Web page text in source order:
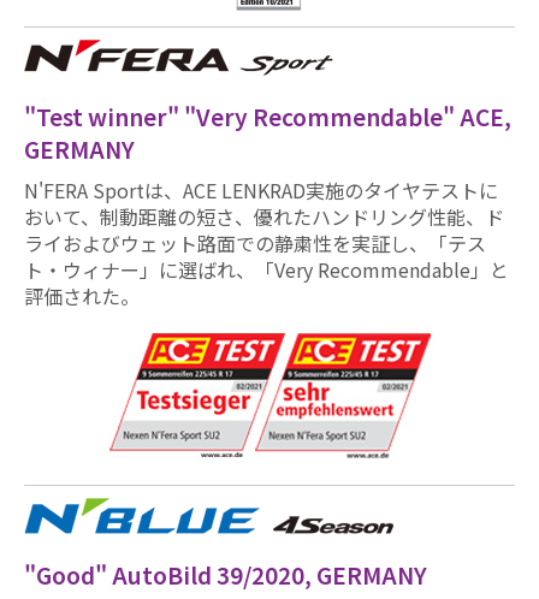
"Test winner" "Very Recommendable" ACE,
GERMANY
N'FERA Sportは、ACE LENKRAD実施のタイヤテストに
おいて、制動距離の短さ、優れたハンドリング性能、ド
ライおよびウェット路面での静粛性を実証し、「テス
ト・ウィナー」に選ばれ、「Very Recommendable」と
評価された。
"Good" AutoBild 39/2020, GERMANY